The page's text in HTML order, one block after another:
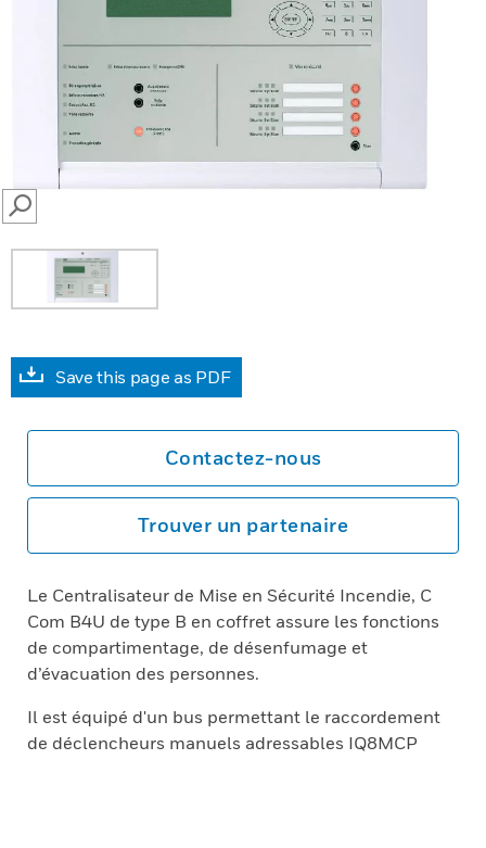
SEARCH
Save this page as PDF
Contactez-nous
Trouver un partenaire
Le Centralisateur de Mise en Sécurité Incendie, C
Com B4U de type B en coffret assure les fonctions
de compartimentage, de désenfumage et
d’évacuation des personnes.
Il est équipé d'un bus permettant le raccordement
de déclencheurs manuels adressables IQ8MCP